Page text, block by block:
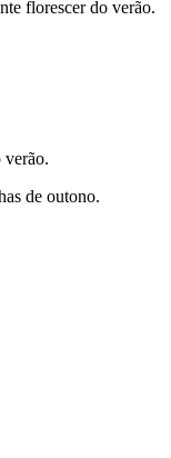
florescer do verão.
verão.
de outono.